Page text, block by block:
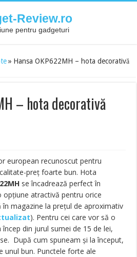
Review.ro
pentru gadgeturi
» Hansa OKP622MH – hota decorativă
– hota decorativă
european recunoscut pentru
preț foarte bun. Hota
se încadrează perfect în
opțiune atractivă pentru orice
magazine la prețul de aproximativ
). Pentru cei care vor să o
din jurul sumei de 15 de lei,
După cum spuneam și la început,
unul bun. Punctele forte ale